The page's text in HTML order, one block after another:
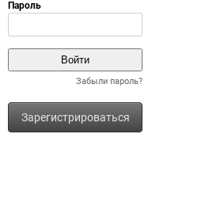
Забыли пароль?
Зарегистрироваться